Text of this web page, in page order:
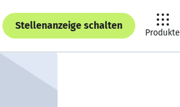
Stellenanzeige schalten
Produkte